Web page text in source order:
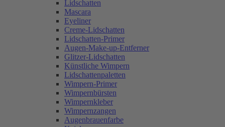
Lidschatten
Mascara
Eyeliner
Creme-Lidschatten
Lidschatten-Primer
Augen-Make-up-Entferner
Glitzer-Lidschatten
Künstliche Wimpern
Lidschattenpaletten
Wimpern-Primer
Wimpernbürsten
Wimpernkleber
Wimpernzangen
Augenbrauenfarbe